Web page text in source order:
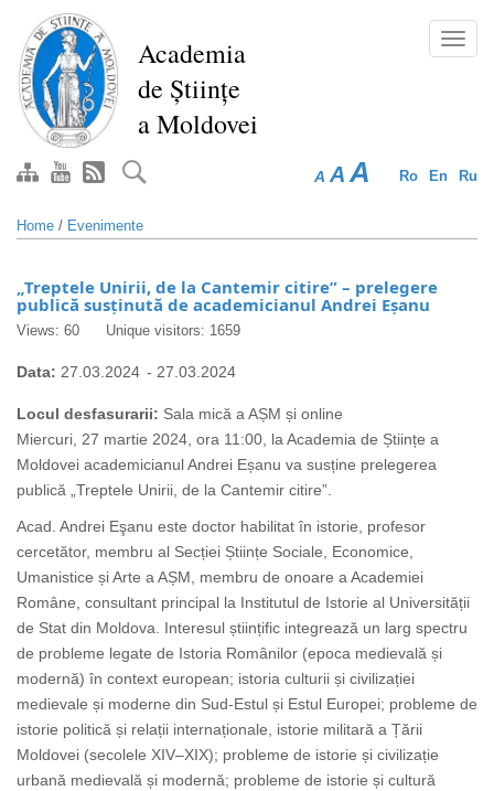
main
content
Academia
de Științe
a Moldovei
Ro En Ru
A A A
Home / Evenimente
„Treptele Unirii, de la Cantemir citire” – prelegere
publică susținută de academicianul Andrei Eșanu
Views: 60 Unique visitors: 1659
Data: 27.03.2024 - 27.03.2024
Locul desfasurarii: Sala mică a AȘM și online
Miercuri, 27 martie 2024, ora 11:00, la Academia de Științe a
Moldovei academicianul Andrei Eșanu va susține prelegerea
publică „Treptele Unirii, de la Cantemir citire”.
Acad. Andrei Eşanu este doctor habilitat în istorie, profesor
cercetător, membru al Secției Științe Sociale, Economice,
Umanistice și Arte a AȘM, membru de onoare a Academiei
Române, consultant principal la Institutul de Istorie al Universității
de Stat din Moldova. Interesul științific integrează un larg spectru
de probleme legate de Istoria Românilor (epoca medievală și
modernă) în context european; istoria culturii și civilizației
medievale și moderne din Sud-Estul și Estul Europei; probleme de
istorie politică și relații internaționale, istorie militară a Țării
Moldovei (secolele XIV–XIX); probleme de istorie și civilizație
urbană medievală și modernă; probleme de istorie și cultură